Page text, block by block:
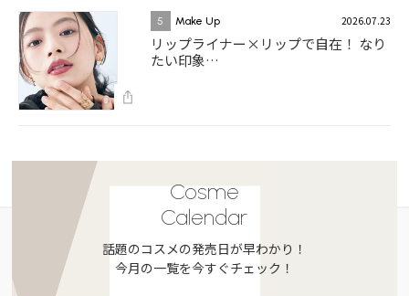
5 Make Up 2026.07.23
リップライナー×リップで自在！ なり
たい印象…
Cosme
Calendar
話題のコスメの発売日が早わかり！
今月の一覧を今すぐチェック！